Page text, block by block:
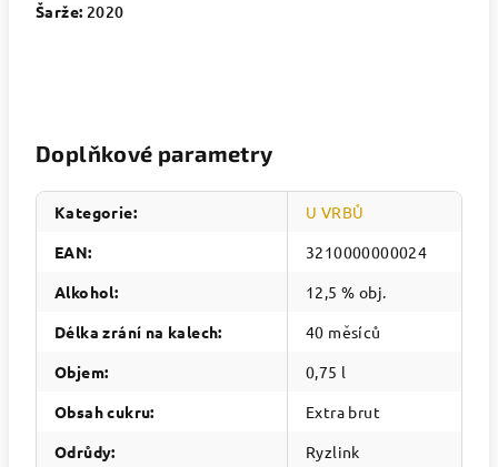
Šarže: 2020
Doplňkové parametry
Kategorie:
U VRBŮ
EAN:
3210000000024
Alkohol:
12,5 % obj.
Délka zrání na kalech:
40 měsíců
Objem:
0,75 l
Obsah cukru:
Extra brut
Odrůdy:
Ryzlink